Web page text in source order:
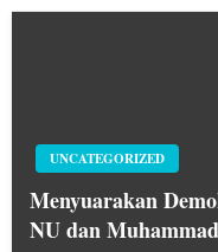
UNCATEGORIZED
Menyuarakan
NU dan